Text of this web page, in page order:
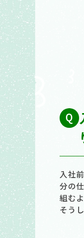
入社
分の
組む
そう